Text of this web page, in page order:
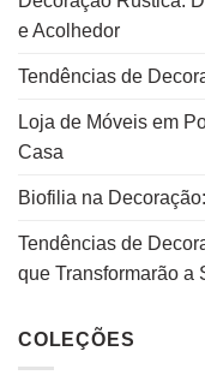
e Acolhedor
Tendências de
Loja de Móveis em
Casa
Biofilia na
Tendências de
que Transformarão a
COLEÇÕES